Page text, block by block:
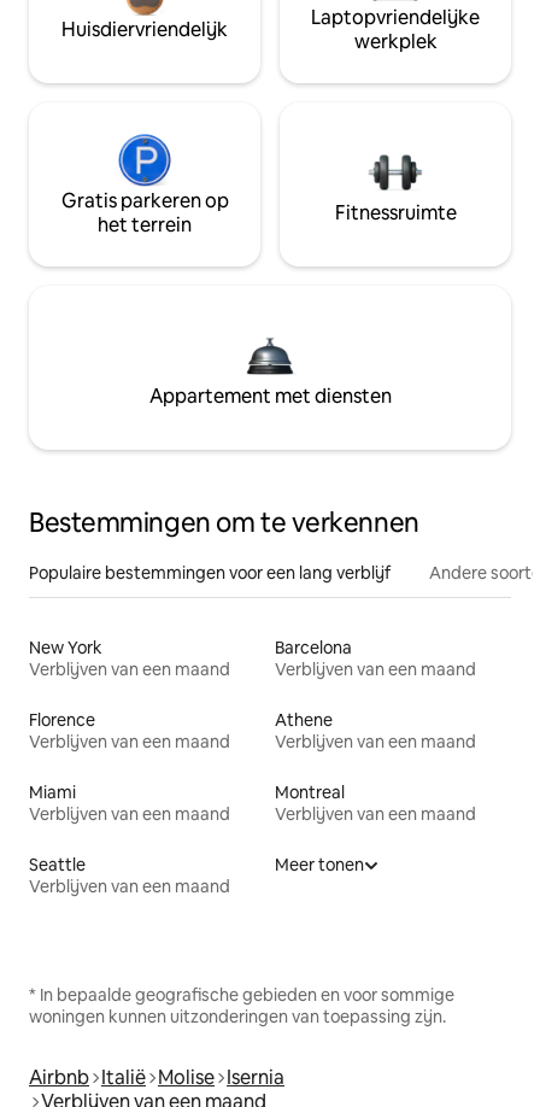
Huisdiervriendelijk
Laptopvriendelijke
werkplek
Gratis parkeren op
het terrein
Fitnessruimte
Appartement met diensten
Bestemmingen om te verkennen
Populaire bestemmingen voor een lang verblijf Andere
New York
Verblijven van een maand
Barcelona
Verblijven van een maand
Florence
Verblijven van een maand
Athene
Verblijven van een maand
Miami
Verblijven van een maand
Montreal
Verblijven van een maand
Seattle
Verblijven van een maand
Meer tonen
* In bepaalde geografische gebieden en voor sommige
woningen kunnen uitzonderingen van toepassing zijn.
Airbnb Italië Molise Isernia
Verblijven van een maand